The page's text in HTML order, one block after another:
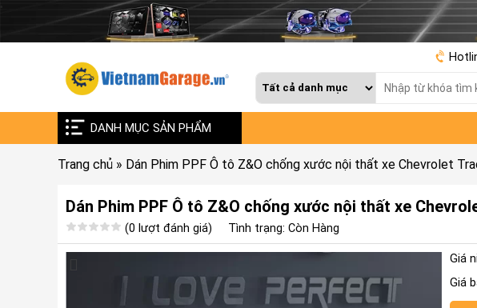
DANH MỤC SẢN PHẨM
Trang chủ » Dán Phim PPF Ô tô Z&O chống xước nội thất xe Chevrolet
Dán Phim PPF Ô tô Z&O chống xước nội thất xe
(0 lượt đánh giá) Tình trạng: Còn Hàng
Giá
Giá